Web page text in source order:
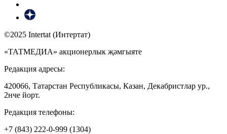
©2025 Intertat (Интертат)
«ТАТМЕДИА» акционерлык җәмгыяте
Редакция адресы:
420066, Татарстан Республикасы, Казан, Декабристлар ур.,
2нче йорт.
Редакция телефоны:
+7 (843) 222-0-999 (1304)